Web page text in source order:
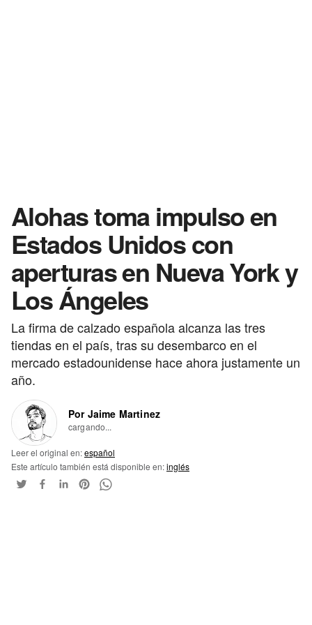
Alohas toma impulso en
Estados Unidos con
aperturas en Nueva York y
Los Ángeles
La firma de calzado española alcanza las tres
tiendas en el país, tras su desembarco en el
mercado estadounidense hace ahora justamente un
año.
Por Jaime Martinez
cargando...
Leer el original en:español
Este artículo también está disponible en:inglés